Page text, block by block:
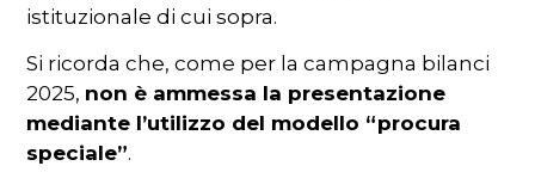
istituzionale di cui sopra.
Si ricorda che, come per la campagna bilanci
2025, non è ammessa la presentazione
mediante l’utilizzo del modello “procura
speciale”.